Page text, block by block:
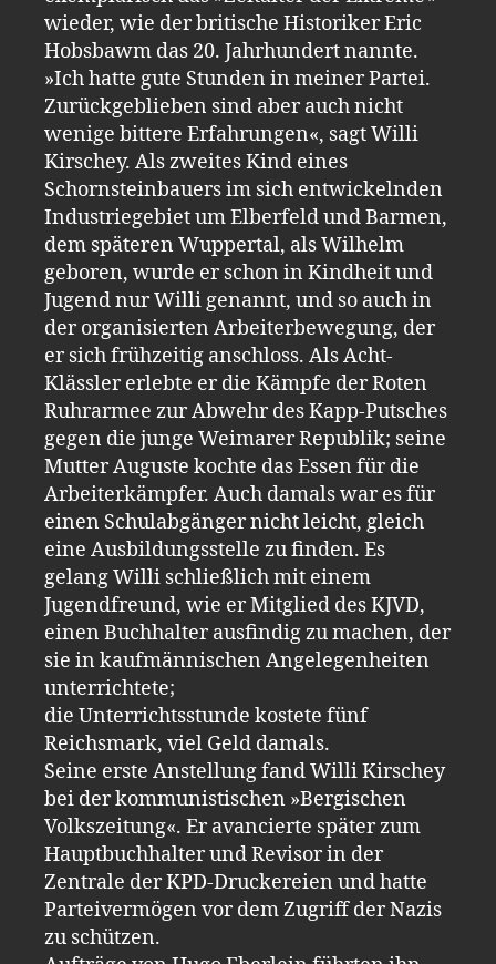
wieder, wie der britische Historiker Eric
Hobsbawm das 20. Jahrhundert nannte.
»Ich hatte gute Stunden in meiner Partei.
Zurückgeblieben sind aber auch nicht
wenige bittere Erfahrungen«, sagt Willi
Kirschey. Als zweites Kind eines
Schornsteinbauers im sich entwickelnden
Industriegebiet um Elberfeld und Barmen,
dem späteren Wuppertal, als Wilhelm
geboren, wurde er schon in Kindheit und
Jugend nur Willi genannt, und so auch in
der organisierten Arbeiterbewegung, der
er sich frühzeitig anschloss. Als Acht-
Klässler erlebte er die Kämpfe der Roten
Ruhrarmee zur Abwehr des Kapp-Putsches
gegen die junge Weimarer Republik; seine
Mutter Auguste kochte das Essen für die
Arbeiterkämpfer. Auch damals war es für
einen Schulabgänger nicht leicht, gleich
eine Ausbildungsstelle zu finden. Es
gelang Willi schließlich mit einem
Jugendfreund, wie er Mitglied des KJVD,
einen Buchhalter ausfindig zu machen, der
sie in kaufmännischen Angelegenheiten
unterrichtete;
die Unterrichtsstunde kostete fünf
Reichsmark, viel Geld damals.
Seine erste Anstellung fand Willi Kirschey
bei der kommunistischen »Bergischen
Volkszeitung«. Er avancierte später zum
Hauptbuchhalter und Revisor in der
Zentrale der KPD-Druckereien und hatte
Parteivermögen vor dem Zugriff der Nazis
zu schützen.